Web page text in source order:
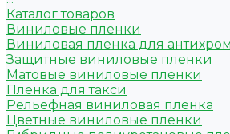
Каталог товаров
Виниловые пленки
Виниловая пленка для
Защитные виниловые пленки
Матовые виниловые пленки
Пленка для такси
Рельефная виниловая пленка
Цветные виниловые пленки